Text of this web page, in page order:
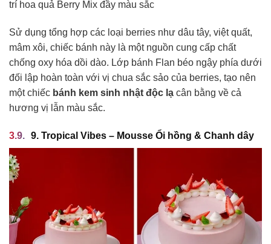
trí hoa quả Berry Mix đầy màu sắc
Sử dụng tổng hợp các loại berries như dâu tây, việt quất,
mâm xôi, chiếc bánh này là một nguồn cung cấp chất
chống oxy hóa dồi dào. Lớp bánh Flan béo ngậy phía dưới
đối lập hoàn toàn với vị chua sắc sảo của berries, tạo nên
một chiếc bánh kem sinh nhật độc lạ cân bằng về cả
hương vị lẫn màu sắc.
9. Tropical Vibes – Mousse Ổi hồng & Chanh dây